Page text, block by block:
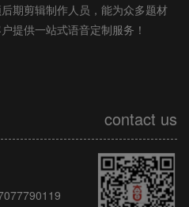
期剪辑制作人员，能为众多题材
提供一站式语音定制服务！
contact us